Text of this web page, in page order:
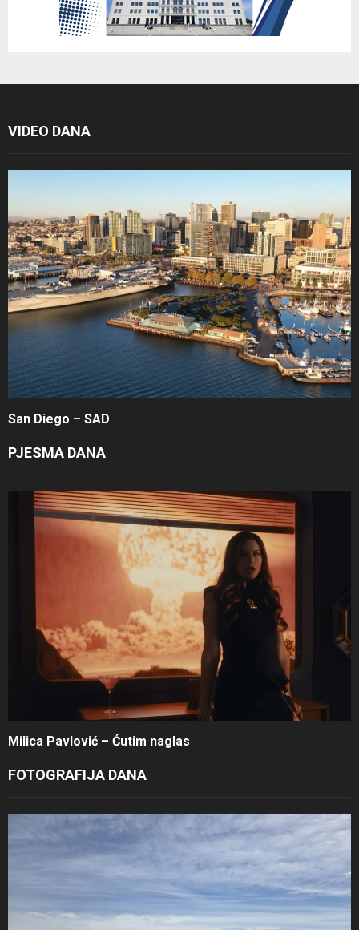
VIDEO DANA
San Diego – SAD
PJESMA DANA
Milica Pavlović – Ćutim naglas
FOTOGRAFIJA DANA